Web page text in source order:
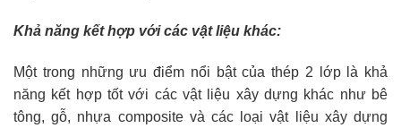
Khả năng kết hợp với các vật liệu khác:
Một trong những ưu điểm nổi bật của thép 2 lớp là khả
năng kết hợp tốt với các vật liệu xây dựng khác như bê
tông, gỗ, nhựa composite và các loại vật liệu xây dựng